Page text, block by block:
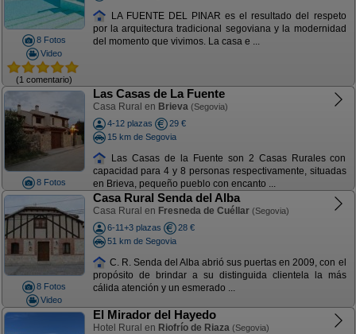
8 Fotos
Video
(1 comentario)
LA FUENTE DEL PINAR es el resultado del respeto
por la arquitectura tradicional segoviana y la modernidad
del momento que vivimos. La casa e ...
8 Fotos
Las Casas de La Fuente
Casa Rural en Brieva (Segovia)
4-12 plazas
29 €
15 km de Segovia
Las Casas de la Fuente son 2 Casas Rurales con
capacidad para 4 y 8 personas respectivamente, situadas
en Brieva, pequeño pueblo con encanto ...
8 Fotos
Video
Casa Rural Senda del Alba
Casa Rural en Fresneda de Cuéllar (Segovia)
6-11+3 plazas
28 €
51 km de Segovia
C. R. Senda del Alba abrió sus puertas en 2009, con el
propósito de brindar a su distinguida clientela la más
cálida atención y un esmerado ...
El Mirador del Hayedo
Hotel Rural en Riofrío de Riaza (Segovia)